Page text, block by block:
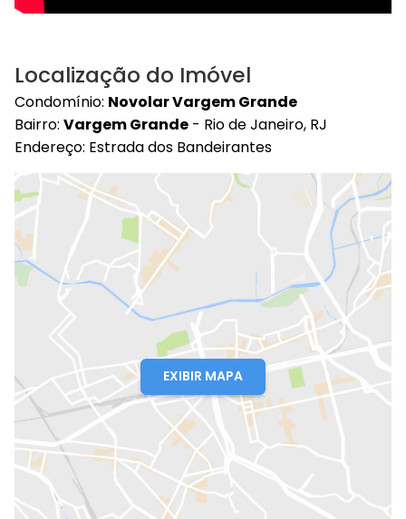
Localização do Imóvel
Condomínio: Novolar Vargem Grande
Bairro: Vargem Grande - Rio de Janeiro, RJ
Endereço: Estrada dos Bandeirantes
EXIBIR MAPA